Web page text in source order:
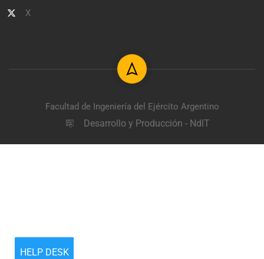
X
Facultad de Ingeniería del Ejército Argentino
Desarrollo y Producción - NdlT
HELP DESK